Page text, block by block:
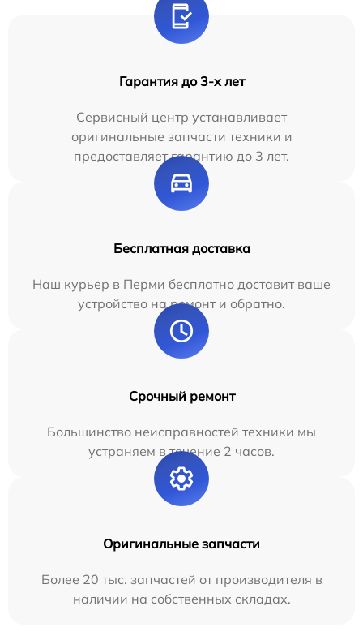
Гарантия до 3-х лет
Сервисный центр устанавливает
оригинальные запчасти техники и
предоставляет гарантию до 3 лет.
Бесплатная доставка
Наш курьер в Перми бесплатно доставит ваше
устройство на ремонт и обратно.
Срочный ремонт
Большинство неисправностей техники мы
устраняем в течение 2 часов.
Оригинальные запчасти
Более 20 тыс. запчастей от производителя в
наличии на собственных складах.